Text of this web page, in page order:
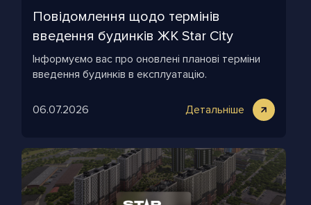
Повідомлення щодо термінів
введення будинків ЖК Star City
Інформуємо вас про оновлені планові терміни
введення будинків в експлуатацію.
06.07.2026 Детальніше